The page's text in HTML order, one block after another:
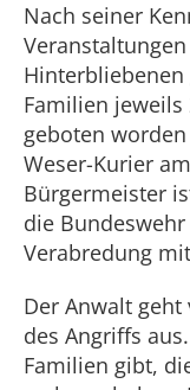
Nach seiner
Hinterbliebenen
Familien
geboten
Weser-Kurier
Bürgermeister
die
Verabredung
Der Anwalt
des Angriffs
Familien gibt,